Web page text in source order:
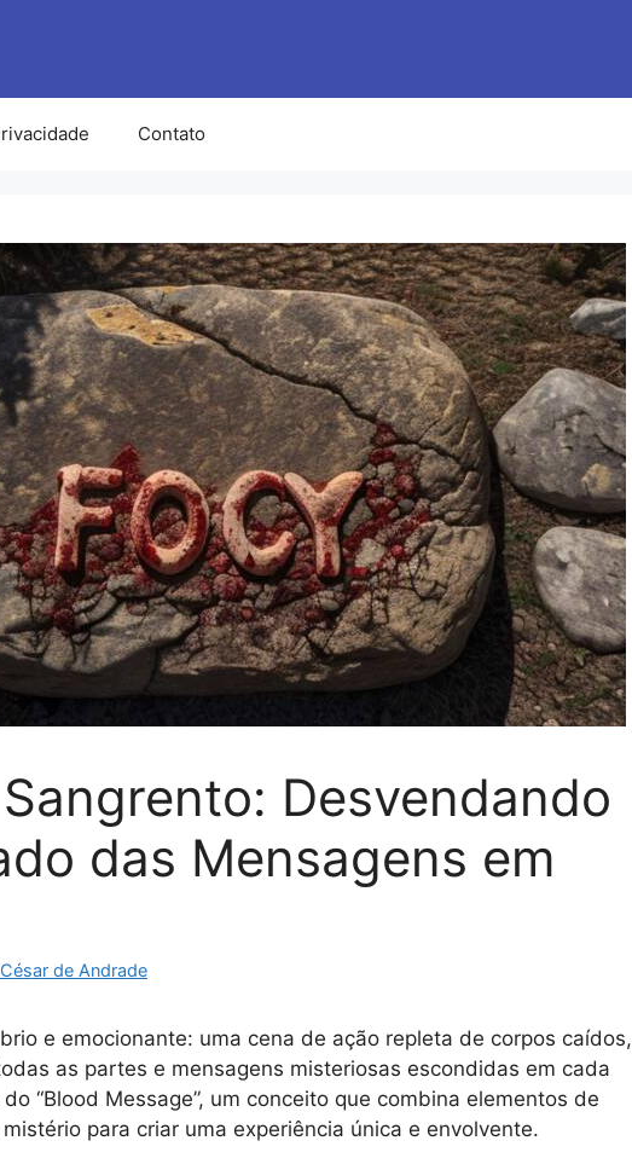
Contato
Desvendando
das Mensagens em
de Andrade
e emocionante: uma cena de ação repleta de corpos caídos,
as partes e mensagens misteriosas escondidas em cada
“Blood Message”, um conceito que combina elementos de
para criar uma experiência única e envolvente.